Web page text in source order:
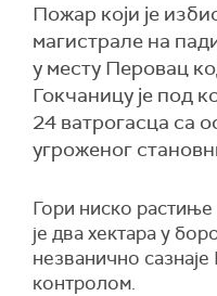
Пожар који је
магистрале на
у месту Перовац
Гокчаницу је под
24 ватрогасца са
угроженог
Гори ниско
је два хектара у
незванично
контролом.